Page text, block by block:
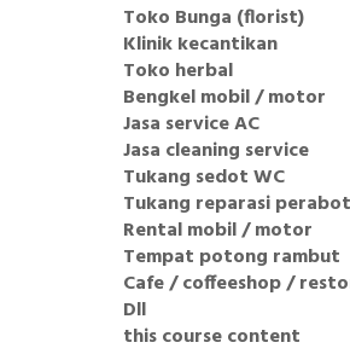
Toko Bunga (florist)
Klinik kecantikan
Toko herbal
Bengkel mobil / motor
Jasa service AC
Jasa cleaning service
Tukang sedot WC
Tukang reparasi
Rental mobil / motor
Tempat potong rambut
Cafe / coffeeshop /
Dll
this course content